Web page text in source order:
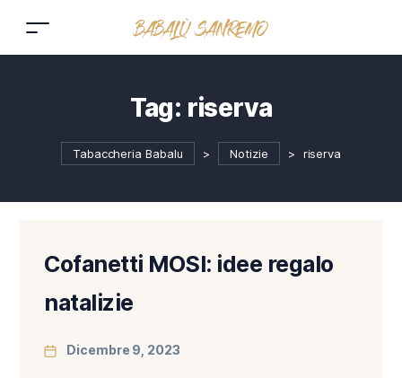
Tag: riserva
Tabaccheria Babalu > Notizie > riserva
Cofanetti MOSI: idee regalo
natalizie
Dicembre 9, 2023